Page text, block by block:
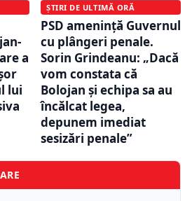
a
lui
ȘTIRI DE ULTIMĂ ORĂ
PSD amenință Guvernul
cu plângeri penale.
Sorin Grindeanu: „Dacă
vom constata că
Bolojan și echipa sa au
încălcat legea,
depunem imediat
sesizări penale”